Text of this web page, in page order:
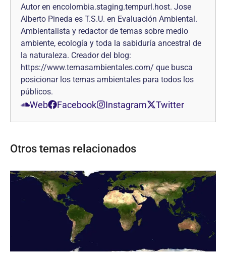
Autor en encolombia.staging.tempurl.host. Jose
Alberto Pineda es T.S.U. en Evaluación Ambiental.
Ambientalista y redactor de temas sobre medio
ambiente, ecología y toda la sabiduría ancestral de
la naturaleza. Creador del blog:
https://www.temasambientales.com/ que busca
posicionar los temas ambientales para todos los
públicos.
Web Facebook Instagram Twitter
Otros temas relacionados